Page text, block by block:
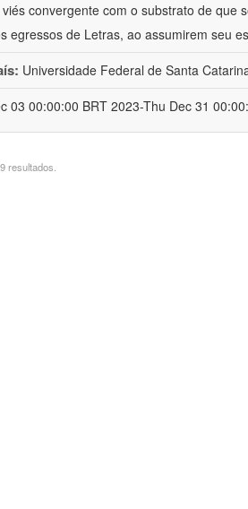
convergente com o substrato de que
egressos de Letras, ao assumirem seu
Universidade Federal de Santa
03 00:00:00 BRT 2023-Thu Dec 31
resultados.